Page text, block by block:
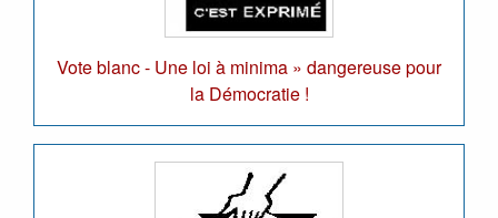
Vote blanc - Une loi à minima » dangereuse pour
la Démocratie !